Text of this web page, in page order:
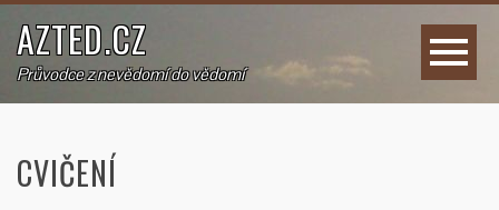
AZTED.CZ
Průvodce z nevědomí do vědomí
CVIČENÍ